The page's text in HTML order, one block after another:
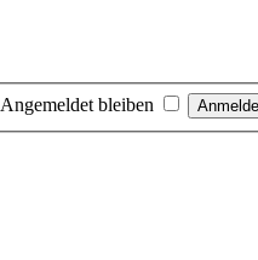
Angemeldet bleiben